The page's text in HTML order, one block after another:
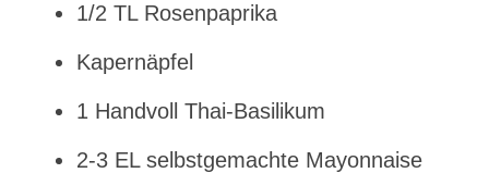
1/2 TL Rosenpaprika
Kapernäpfel
1 Handvoll Thai-Basilikum
2-3 EL selbstgemachte Mayonnaise